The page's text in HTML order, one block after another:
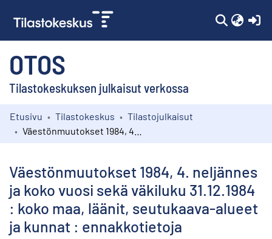
OTOS
Tilastokeskuksen julkaisut verkossa
Kokoelmat
Etusivu Tilastokeskus
Tilastojulkaisut
Väestönmuutokset 1984, 4. neljännes
ja koko vuosi sekä väkiluku 31.12.1984
: koko maa, läänit, seutukaava-alueet
ja kunnat : ennakkotietoja